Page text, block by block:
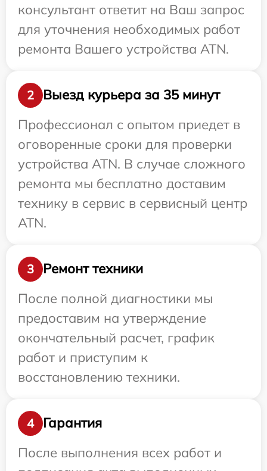
консультант ответит на Ваш запрос
для уточнения необходимых работ
ремонта Вашего устройства ATN.
2
Выезд курьера за 35 минут
Профессионал с опытом приедет в
оговоренные сроки для проверки
устройства ATN. В случае сложного
ремонта мы бесплатно доставим
технику в сервис в сервисный центр
ATN.
3
Ремонт техники
После полной диагностики мы
предоставим на утверждение
окончательный расчет, график
работ и приступим к
восстановлению техники.
4
Гарантия
После выполнения всех работ и